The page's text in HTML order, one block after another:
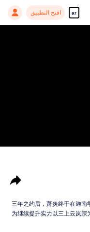
ar افتح التطبيق
三年之约后，萧炎终于在迦南
为继续提升实力以三上云岚宗